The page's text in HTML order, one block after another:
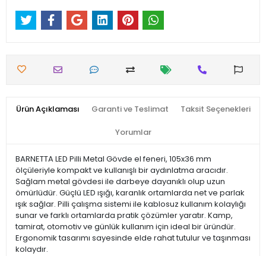
Ürün Açıklaması Garanti ve Teslimat Taksit Seçenekleri
Yorumlar
BARNETTA LED Pilli Metal Gövde el feneri, 105x36 mm
ölçüleriyle kompakt ve kullanışlı bir aydınlatma aracıdır.
Sağlam metal gövdesi ile darbeye dayanıklı olup uzun
ömürlüdür. Güçlü LED ışığı, karanlık ortamlarda net ve parlak
ışık sağlar. Pilli çalışma sistemi ile kablosuz kullanım kolaylığı
sunar ve farklı ortamlarda pratik çözümler yaratır. Kamp,
tamirat, otomotiv ve günlük kullanım için ideal bir üründür.
Ergonomik tasarımı sayesinde elde rahat tutulur ve taşınması
kolaydır.